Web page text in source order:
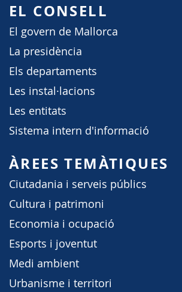
EL CONSELL
El govern de Mallorca
La presidència
Els departaments
Les instal·lacions
Les entitats
Sistema intern d'informació
ÀREES TEMÀTIQUES
Ciutadania i serveis públics
Cultura i patrimoni
Economia i ocupació
Esports i joventut
Medi ambient
Urbanisme i territori